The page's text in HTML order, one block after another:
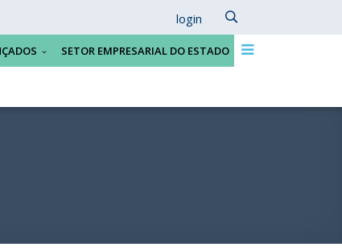
login
SETOR EMPRESARIAL DO ESTADO